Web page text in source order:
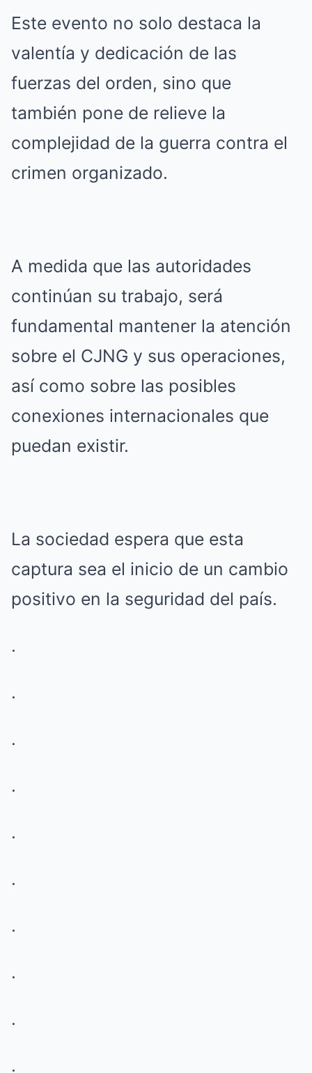
Este evento no solo destaca la
valentía y dedicación de las
fuerzas del orden, sino que
también pone de relieve la
complejidad de la guerra contra el
crimen organizado.
A medida que las autoridades
continúan su trabajo, será
fundamental mantener la atención
sobre el CJNG y sus operaciones,
así como sobre las posibles
conexiones internacionales que
puedan existir.
La sociedad espera que esta
captura sea el inicio de un cambio
positivo en la seguridad del país.
.
.
.
.
.
.
.
.
.
.